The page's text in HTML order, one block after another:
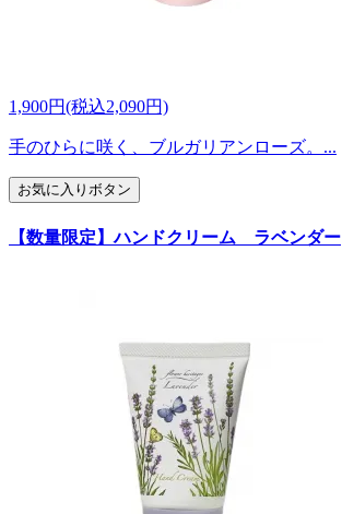
1,900円(税込2,090円)
手のひらに咲く、ブルガリアンローズ。...
お気に入りボタン
【数量限定】ハンドクリーム ラベンダー